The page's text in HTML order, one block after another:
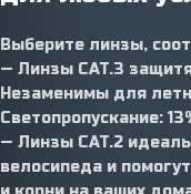
Выберите линзы,
— Линзы CAT.3
Незаменимы для
Светопропускание:
— Линзы CAT.2
велосипеда и